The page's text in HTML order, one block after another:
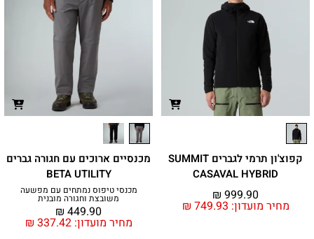
קפוצ'ון תרמי לגברים SUMMIT
CASAVAL HYBRID
מחיר מועדון: ₪ 749.93
₪ 999.90
מכנסיים ארוכים עם חגורה גברים
BETA UTILITY
מכנסי טיפוס נמתחים עם מפשעה
משובצת וחגורה מובנית
מחיר מועדון: ₪ 337.42
₪ 449.90